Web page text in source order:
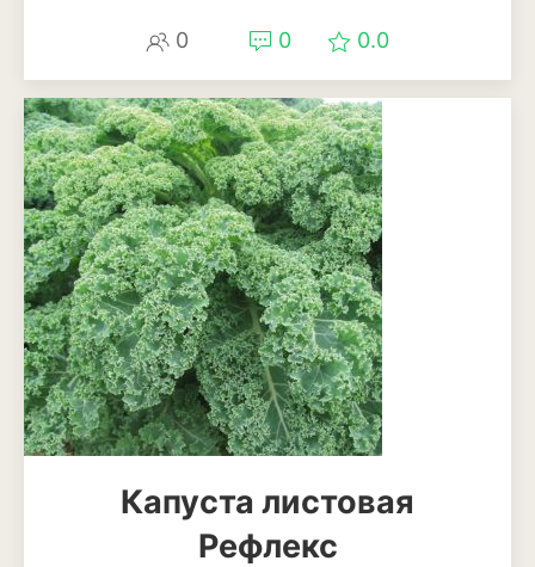
Листовая капуста
Лук
Морковь
Огурцы
Патиссоны
Пекинская и китайская
капуста
Перец
Подсолнечник
0 0 0.0
Капуста листовая
Рефлекс